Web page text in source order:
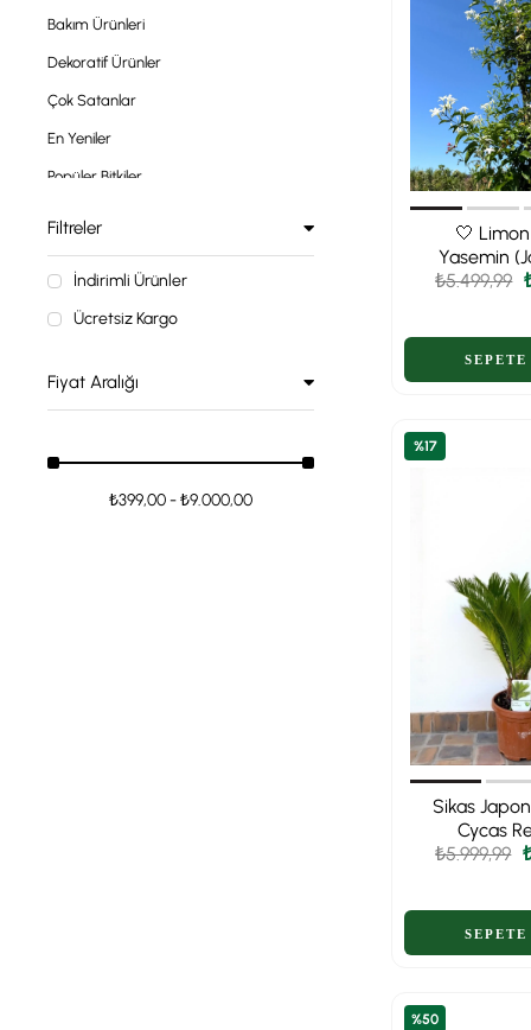
Bakım Ürünleri
Dekoratif Ürünler
Çok Satanlar
En Yeniler
Popüler Bitkiler
Sevgililer Günü Koleksiyonu❤️
Kadınlar Günü Koleksiyonu❤️
Filtreler
İndirimli Ürünler
Ücretsiz Kargo
Fiyat Aralığı
₺399,00 - ₺9.000,00
🤍
Yasemin
Azoricum)
₺5.499,99
Sikas
Cycas
₺5.999,99
%17
%50